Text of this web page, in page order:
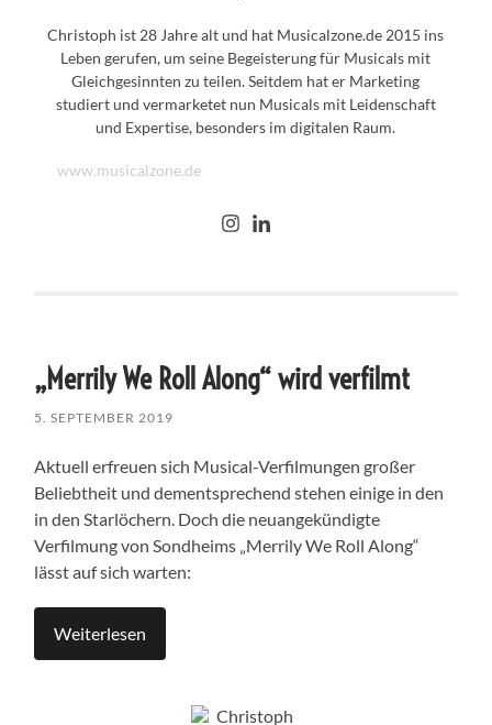
Christoph ist 28 Jahre alt und hat Musicalzone.de 2015 ins
Leben gerufen, um seine Begeisterung für Musicals mit
Gleichgesinnten zu teilen. Seitdem hat er Marketing
studiert und vermarketet nun Musicals mit Leidenschaft
und Expertise, besonders im digitalen Raum.
www.musicalzone.de
„Merrily We Roll Along“ wird verfilmt
5. SEPTEMBER 2019
Aktuell erfreuen sich Musical-Verfilmungen großer
Beliebtheit und dementsprechend stehen einige in den
in den Starlöchern. Doch die neuangekündigte
Verfilmung von Sondheims „Merrily We Roll Along“
lässt auf sich warten:
Weiterlesen